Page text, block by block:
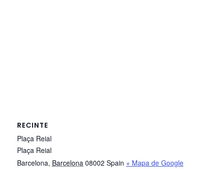
RECINTE
Plaça Reial
Plaça Reial
Barcelona, Barcelona 08002 Spain + Mapa de Google